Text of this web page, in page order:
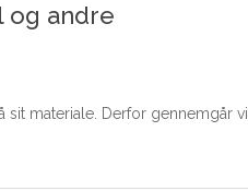
andre
materiale. Derfor gennemgår vi